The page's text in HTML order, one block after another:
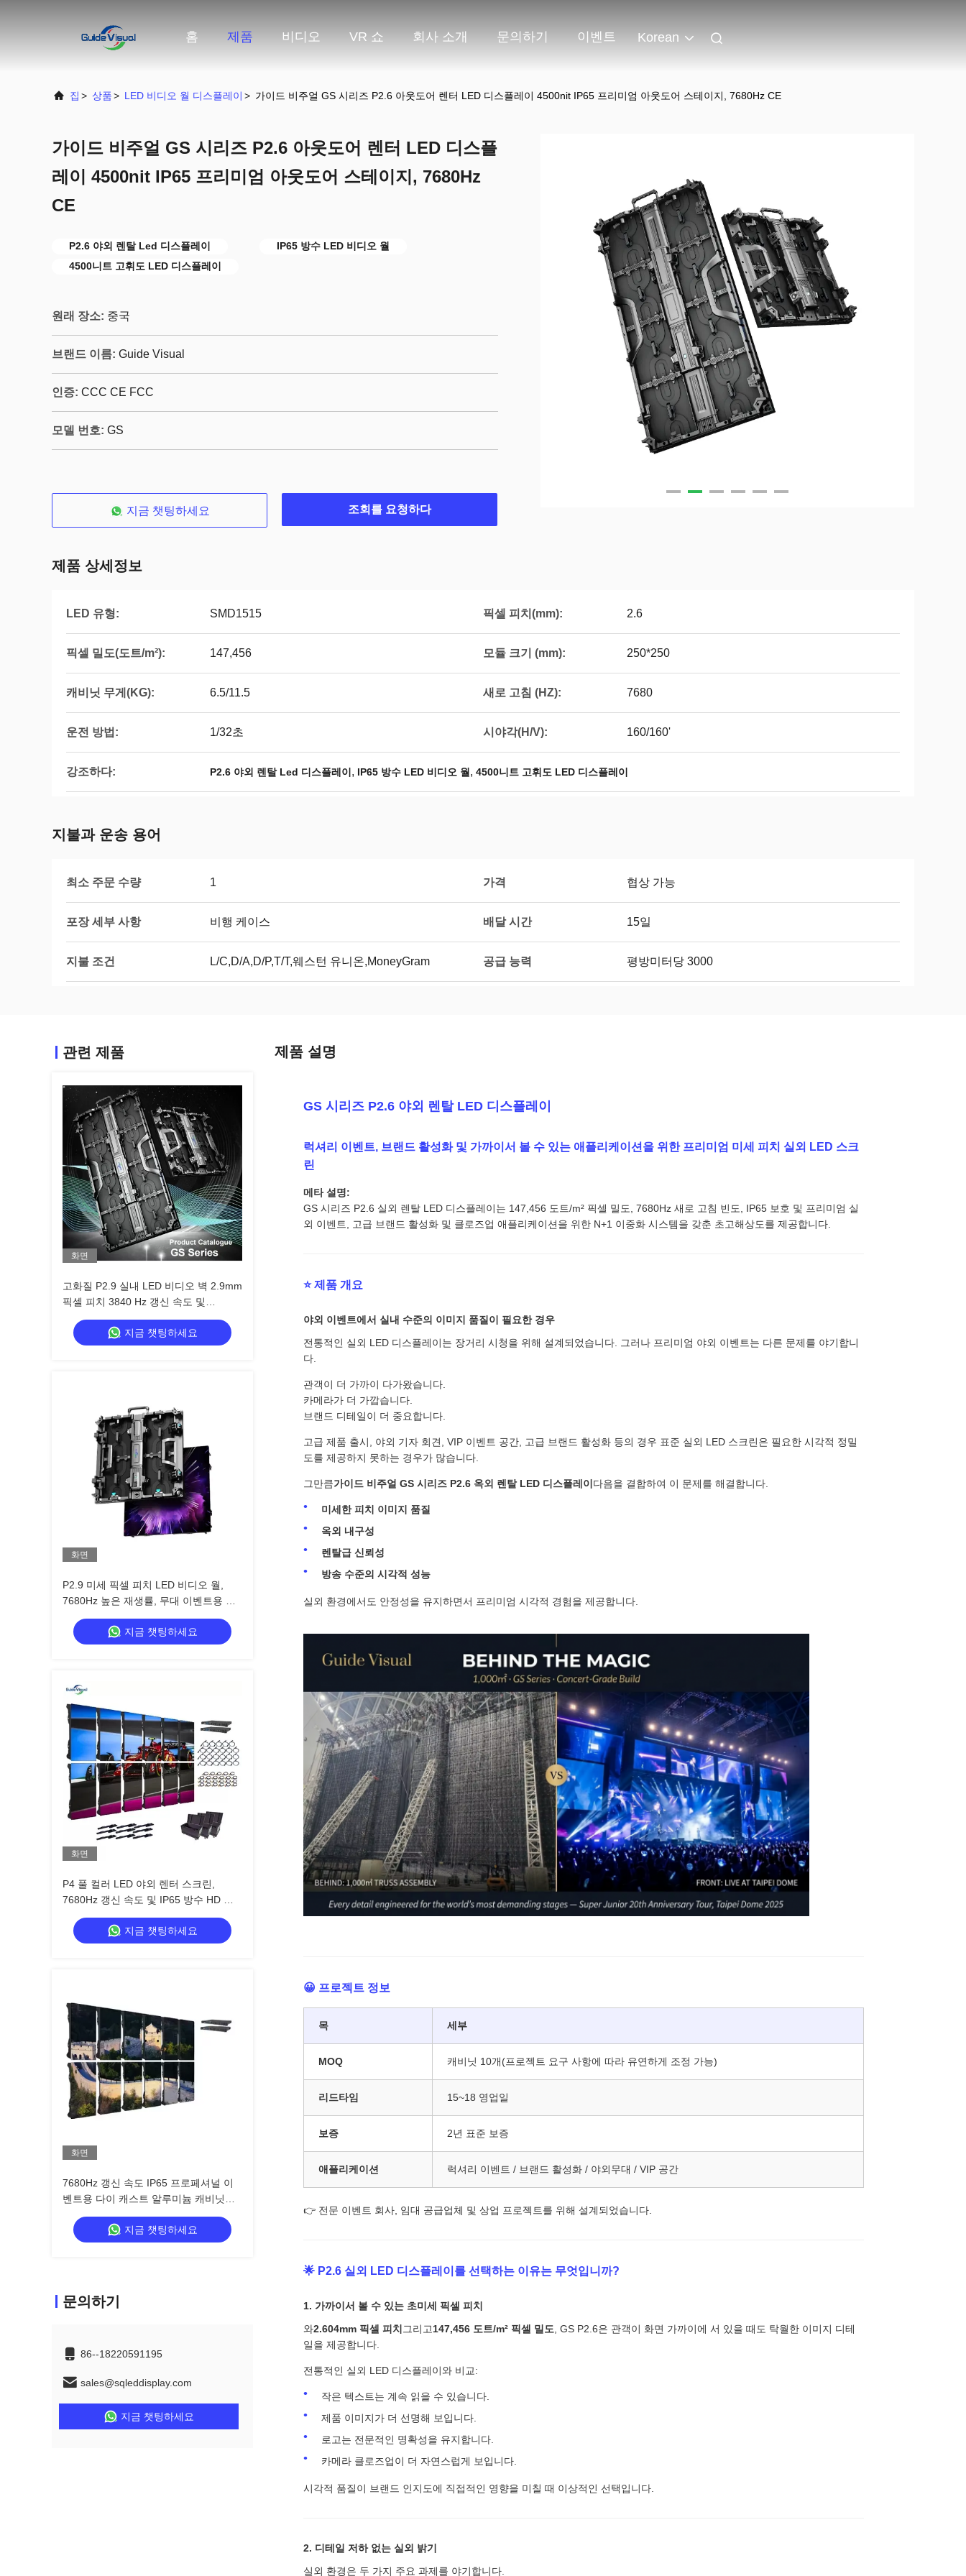
홈 제품 비디오 VR 쇼 회사 소개 문의하기 이벤트 Korean
집 > 상품> LED 비디오 월 디스플레이 > 가이드 비주얼 GS 시리즈 P2.6 아웃도어 렌터 LED 디스플레이 4500nit IP65 프리미엄 아웃도어 스테이지, 7680Hz CE
가이드 비주얼 GS 시리즈 P2.6 아웃도어 렌터 LED 디스플
레이 4500nit IP65 프리미엄 아웃도어 스테이지, 7680Hz
CE
P2.6 야외 렌탈 Led 디스플레이
IP65 방수 LED 비디오 월
4500니트 고휘도 LED 디스플레이
원래 장소: 중국
브랜드 이름: Guide Visual
인증: CCC CE FCC
모델 번호: GS
지금 챗팅하세요 조회를 요청하다
제품 상세정보
LED 유형: SMD1515 픽셀 피치(mm): 2.6
픽셀 밀도(도트/m²): 147,456 모듈 크기 (mm): 250*250
캐비닛 무게(KG): 6.5/11.5 새로 고침 (HZ): 7680
운전 방법: 1/32초 시야각(H/V): 160/160'
강조하다: P2.6 야외 렌탈 Led 디스플레이 , IP65 방수 LED 비디오 월 , 4500니트 고휘도 LED 디스플레이
지불과 운송 용어
최소 주문 수량 1 가격 협상 가능
포장 세부 사항 비행 케이스 배달 시간 15일
지불 조건 L/C,D/A,D/P,T/T,웨스턴 유니온,MoneyGram 공급 능력 평방미터당 3000
관련 제품
화면
고화질 P2.9 실내 LED 비디오 벽 2.9mm
픽셀 피치 3840 Hz 갱신 속도 및
4500cd/sqm 밝기
지금 챗팅하세요
화면
P2.9 미세 픽셀 피치 LED 비디오 월,
7680Hz 높은 재생률, 무대 이벤트용 듀
얼 전원 및 신호 백업
지금 챗팅하세요
화면
P4 풀 컬러 LED 야외 렌터 스크린,
7680Hz 갱신 속도 및 IP65 방수 HD 비
디오 벽 화면
지금 챗팅하세요
화면
7680Hz 갱신 속도 IP65 프로페셔널 이
벤트용 다이 캐스트 알루미늄 캐비닛과
함께 방수 LED 비디오 벽
지금 챗팅하세요
문의하기
86--18220591195
sales@sqleddisplay.com
지금 챗팅하세요
제품 설명
GS 시리즈 P2.6 야외 렌탈 LED 디스플레이
럭셔리 이벤트, 브랜드 활성화 및 가까이서 볼 수 있는 애플리케이션을 위한 프리미엄 미세 피치 실외 LED 스크
린
메타 설명:
GS 시리즈 P2.6 실외 렌탈 LED 디스플레이는 147,456 도트/m² 픽셀 밀도, 7680Hz 새로 고침 빈도, IP65 보호 및 프리미엄 실
외 이벤트, 고급 브랜드 활성화 및 클로즈업 애플리케이션을 위한 N+1 이중화 시스템을 갖춘 초고해상도를 제공합니다.
⭐ 제품 개요
야외 이벤트에서 실내 수준의 이미지 품질이 필요한 경우
전통적인 실외 LED 디스플레이는 장거리 시청을 위해 설계되었습니다. 그러나 프리미엄 야외 이벤트는 다른 문제를 야기합니
다.
관객이 더 가까이 다가왔습니다.
카메라가 더 가깝습니다.
브랜드 디테일이 더 중요합니다.
고급 제품 출시, 야외 기자 회견, VIP 이벤트 공간, 고급 브랜드 활성화 등의 경우 표준 실외 LED 스크린은 필요한 시각적 정밀
도를 제공하지 못하는 경우가 많습니다.
그만큼가이드 비주얼 GS 시리즈 P2.6 옥외 렌탈 LED 디스플레이 다음을 결합하여 이 문제를 해결합니다.
미세한 피치 이미지 품질
옥외 내구성
렌탈급 신뢰성
방송 수준의 시각적 성능
실외 환경에서도 안정성을 유지하면서 프리미엄 시각적 경험을 제공합니다.
😀 프로젝트 정보
목 세부
MOQ 캐비닛 10개(프로젝트 요구 사항에 따라 유연하게 조정 가능)
리드타임 15~18 영업일
보증 2년 표준 보증
애플리케이션 럭셔리 이벤트 / 브랜드 활성화 / 야외무대 / VIP 공간
👉 전문 이벤트 회사, 임대 공급업체 및 상업 프로젝트를 위해 설계되었습니다.
🌟 P2.6 실외 LED 디스플레이를 선택하는 이유는 무엇입니까?
1. 가까이서 볼 수 있는 초미세 픽셀 피치
와2.604mm 픽셀 피치 그리고147,456 도트/m² 픽셀 밀도 , GS P2.6은 관객이 화면 가까이에 서 있을 때도 탁월한 이미지 디테
일을 제공합니다.
전통적인 실외 LED 디스플레이와 비교:
작은 텍스트는 계속 읽을 수 있습니다.
제품 이미지가 더 선명해 보입니다.
로고는 전문적인 명확성을 유지합니다.
카메라 클로즈업이 더 자연스럽게 보입니다.
시각적 품질이 브랜드 인지도에 직접적인 영향을 미칠 때 이상적인 선택입니다.
2. 디테일 저하 없는 실외 밝기
실외 환경은 두 가지 주요 과제를 야기합니다.